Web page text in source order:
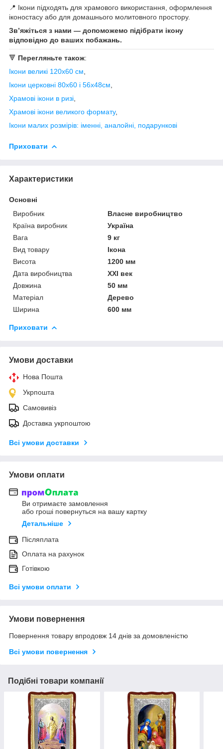
📍 Ікони підходять для храмового використання, оформлення
іконостасу або для домашнього молитовного простору.
Зв’яжіться з нами — допоможемо підібрати ікону
відповідно до ваших побажань.
🔻 Перегляньте також:
Ікони великі 120х60 см
Ікони церковні 80х60 і 56х48см
Храмові ікони в ризі
Храмові ікони великого формату,
Ікони малих розмірів: іменні, аналойні, подарункові
Приховати
Характеристики
Основні
Виробник
Власне виробництво
Країна виробник
Україна
Вага
9 кг
Вид товару
Ікона
Висота
1200 мм
Дата виробництва
XXI век
Довжина
50 мм
Матеріал
Дерево
Ширина
600 мм
Приховати
Умови доставки
Нова Пошта
Укрпошта
Самовивіз
Доставка укрпоштою
Всі умови доставки
Умови оплати
Ви отримаєте замовлення
або гроші повернуться на вашу картку
Детальніше
Післяплата
Оплата на рахунок
Готівкою
Всі умови оплати
Умови повернення
Повернення товару впродовж 14 днів за домовленістю
Всі умови повернення
Подібні товари компанії